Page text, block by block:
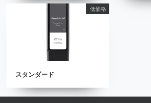
スタンダード
低価格